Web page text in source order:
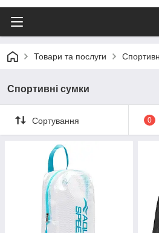
Товари та послуги
Спортивні сумки
Сортування 0